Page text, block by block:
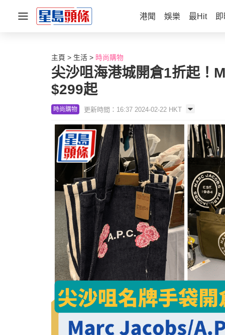
港聞 娛樂 最Hit
主頁 生活 時尚購物
尖沙咀海港城開倉1折起
$299起
時尚購物 更新時間：16:37 2024-02-22 HKT